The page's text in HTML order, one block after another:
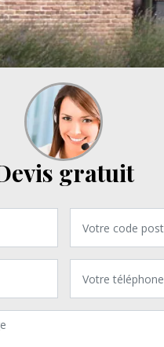
gratuit